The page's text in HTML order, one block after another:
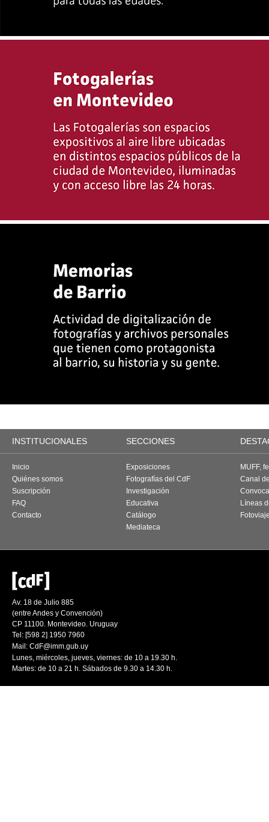
INSTITUCIONALES SECCIONES
Inicio
Quiénes somos
Suscripción
FAQ
Contacto
Exposiciones
Fotografías del CdF
Investigación
Educativa
Catálogo
Mediateca
MUFF,
Canal
Líneas
Av. 18 de Julio 885
(entre Andes y Convención)
CP 11100. Montevideo. Uruguay
Tel: [598 2] 1950 7960
Mail: CdF@imm.gub.uy
Lunes, miércoles, jueves, viernes: de 10 a 19.30 h.
Martes: de 10 a 21 h. Sábados de 9.30 a 14.30 h.